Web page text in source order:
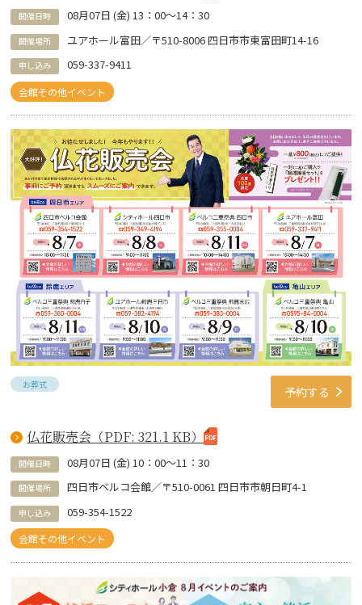
開催日時 08月07日 (金) 13：00～14：30
開催場所 ユアホール富田／〒510-8006 四日市市東富田町14-16
申し込み 059-337-9411
会館その他イベント
お葬式 予約する
仏花販売会（PDF: 321.1 KB）
開催日時 08月07日 (金) 10：00～11：30
開催場所 四日市ベルコ会館／〒510-0061 四日市市朝日町4-1
申し込み 059-354-1522
会館その他イベント